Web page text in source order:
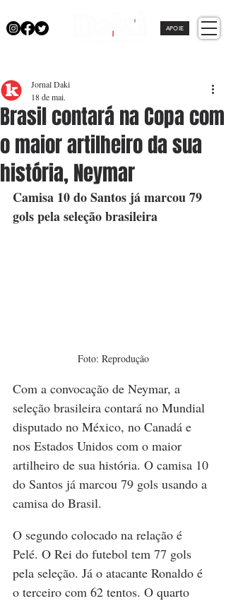
APOIE
Brasil contará na Copa com
o maior artilheiro da sua
história, Neymar
Jornal Daki
18 de mai.
Camisa 10 do Santos já marcou 79
gols pela seleção brasileira
Foto: Reprodução
Com a convocação de Neymar, a
seleção brasileira contará no Mundial
disputado no México, no Canadá e
nos Estados Unidos com o maior
artilheiro de sua história. O camisa 10
do Santos já marcou 79 gols usando a
camisa do Brasil.
O segundo colocado na relação é
Pelé. O Rei do futebol tem 77 gols
pela seleção. Já o atacante Ronaldo é
o terceiro com 62 tentos. O quarto